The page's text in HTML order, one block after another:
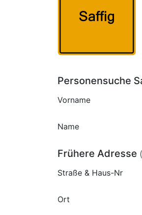
Personensuche
Vorname
Name
Frühere Adresse
Straße & Haus-Nr
Ort